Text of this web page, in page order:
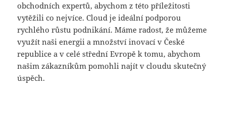
obchodních expertů, abychom z této příležitosti
vytěžili co nejvíce. Cloud je ideální podporou
rychlého růstu podnikání. Máme radost, že můžeme
využít naši energii a množství inovací v České
republice a v celé střední Evropě k tomu, abychom
našim zákazníkům pomohli najít v cloudu skutečný
úspěch.